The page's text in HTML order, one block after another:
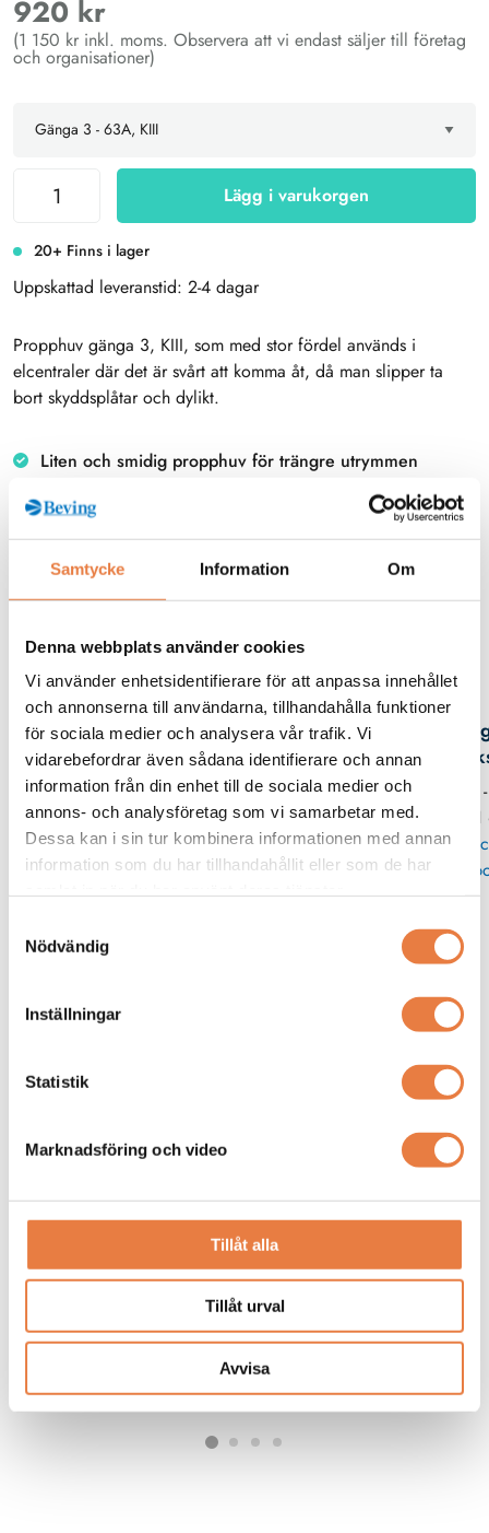
Samtycke Information Om
Denna webbplats använder cookies
Vi använder enhetsidentifierare för att anpassa innehållet
och annonserna till användarna, tillhandahålla funktioner
för sociala medier och analysera vår trafik. Vi
vidarebefordrar även sådana identifierare och annan
information från din enhet till de sociala medier och
annons- och analysföretag som vi samarbetar med.
Dessa kan i sin tur kombinera informationen med annan
information som du har tillhandahållit eller som de har
Nödvändig
Inställningar
Statistik
Marknadsföring och video
Tillåt alla
Tillåt urval
Avvisa
920 kr
(1 150 kr inkl. moms. Observera att vi endast säljer till företag
och organisationer)
Lägg i varukorgen
20+ Finns i lager
Uppskattad leveranstid: 2-4 dagar
Propphuv gänga 3, KIII, som med stor fördel används i
elcentraler där det är svårt att komma åt, då man slipper ta
bort skyddsplåtar och dylikt.
Liten och smidig propphuv för trängre utrymmen
Passar alla strömtänger även de med små käftar.
Beskrivning
Kontaktperson
08
Övrigt / tillbehör, portabelt
Ljudnivåmätare
EXTECH 407760 - USB-
USB-datalogger för ljudnivå med
30–130dB mätområde, ±1,4dB
realtidsklocka och lagring av upp
2 904 kr
Gossen Metrawatt Metrafuse FD
Praktiskt testinstrument som
snabbt identifierar säkringar och
ljudsignal, även över långa
kabeldragningar.
2 464 kr